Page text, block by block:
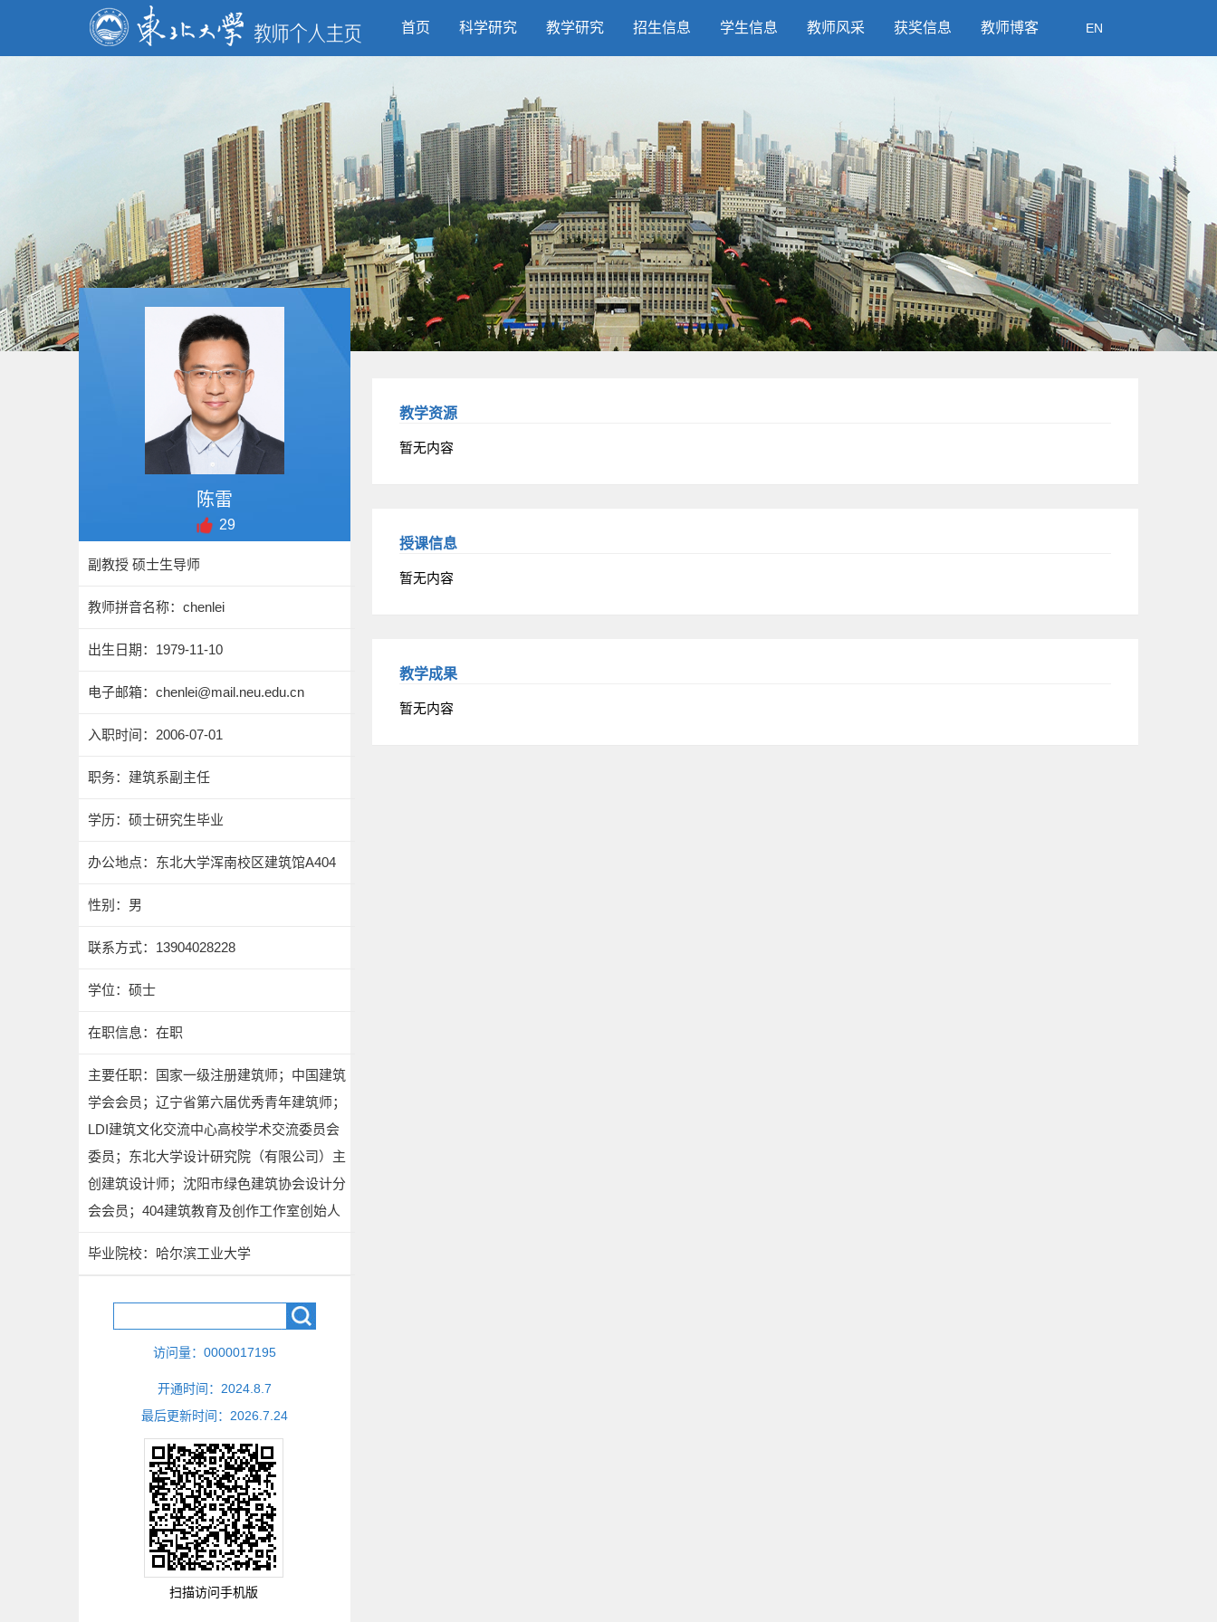
首页 科学研究 教学研究 招生信息 学生信息 教师风采 获奖信息 教师博客 EN
陈雷
29
副教授 硕士生导师
教师拼音名称：chenlei
出生日期：1979-11-10
电子邮箱： chenlei@mail.neu.edu.cn
入职时间：2006-07-01
职务：建筑系副主任
学历：硕士研究生毕业
办公地点：东北大学浑南校区建筑馆A404
性别：男
联系方式： 13904028228
学位：硕士
在职信息：在职
主要任职：国家一级注册建筑师；中国建筑
学会会员；辽宁省第六届优秀青年建筑师；
LDI建筑文化交流中心高校学术交流委员会
委员；东北大学设计研究院（有限公司）主
创建筑设计师；沈阳市绿色建筑协会设计分
会会员；404建筑教育及创作工作室创始人
毕业院校：哈尔滨工业大学
访问量： 0000017195
开通时间： 2024 8 7
最后更新时间： 2026 7 24
扫描访问手机版
教学资源
暂无内容
授课信息
暂无内容
教学成果
暂无内容